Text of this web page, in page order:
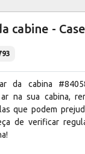
cabine -
da cabina
na sua cabina,
que podem
de verificar